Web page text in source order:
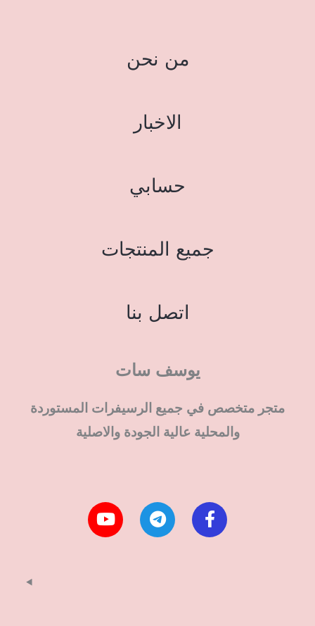
من نحن
الاخبار
حسابي
جميع المنتجات
اتصل بنا
يوسف سات
متجر متخصص في جميع الرسيفرات المستوردة
والمحلية عالية الجودة والاصلية